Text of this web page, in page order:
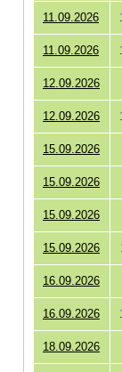
11.09.2026
11.09.2026
12.09.2026
12.09.2026
15.09.2026
15.09.2026
15.09.2026
15.09.2026
16.09.2026
16.09.2026
18.09.2026